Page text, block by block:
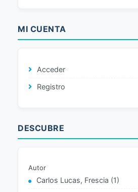
MI CUENTA
Acceder
Registro
DESCUBRE
Autor
Carlos Lucas, Frescia (1)